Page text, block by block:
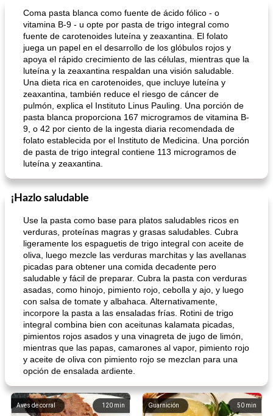
Coma pasta blanca como fuente de ácido fólico - o
vitamina B-9 - u opte por pasta de trigo integral como
fuente de carotenoides luteína y zeaxantina. El folato
juega un papel en el desarrollo de los glóbulos rojos y
apoya el rápido crecimiento de las células, mientras que la
luteína y la zeaxantina respaldan una visión saludable.
Una dieta rica en carotenoides, que incluye luteína y
zeaxantina, también reduce el riesgo de cáncer de
pulmón, explica el Instituto Linus Pauling. Una porción de
pasta blanca proporciona 167 microgramos de vitamina B-
9, o 42 por ciento de la ingesta diaria recomendada de
folato establecida por el Instituto de Medicina. Una porción
de pasta de trigo integral contiene 113 microgramos de
luteína y zeaxantina.
¡Hazlo saludable
Use la pasta como base para platos saludables ricos en
verduras, proteínas magras y grasas saludables. Cubra
ligeramente los espaguetis de trigo integral con aceite de
oliva, luego mezcle las verduras marchitas y las avellanas
picadas para obtener una comida decadente pero
saludable y fácil de preparar. Cubra la pasta con verduras
asadas, como hinojo, pimiento rojo, cebolla y ajo, y luego
con salsa de tomate y albahaca. Alternativamente,
incorpore la pasta a las ensaladas frías. Rotini de trigo
integral combina bien con aceitunas kalamata picadas,
pimientos rojos asados ​​y una vinagreta de jugo de limón,
mientras que las papas, camarones al vapor, pimiento rojo
y aceite de oliva con pimiento rojo se mezclan para una
opción de ensalada ardiente.
120 min
Aves de corral 50 min
Guarnición